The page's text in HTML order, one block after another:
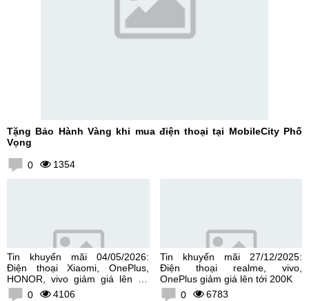
Tặng Bảo Hành Vàng khi mua điện thoại tại MobileCity Phố
Vọng
0 1354
Tin khuyến mãi 04/05/2026:
Điện thoại Xiaomi, OnePlus,
HONOR, vivo giảm giá lên tới
300K0 4106
Tin khuyến mãi 27/12/2025:
Điện thoại realme, vivo,
OnePlus giảm giá lên tới 200K
0
6783